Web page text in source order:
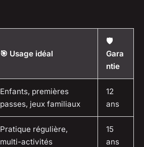
🎯 Usage idéal
🛡️
Gara
ntie
Enfants, premières
passes, jeux familiaux
12
ans
Pratique régulière,
multi-activités
15
ans